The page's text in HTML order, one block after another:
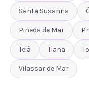
Santa Susanna
Pineda de Mar
Teià Tiana
Vilassar de Mar